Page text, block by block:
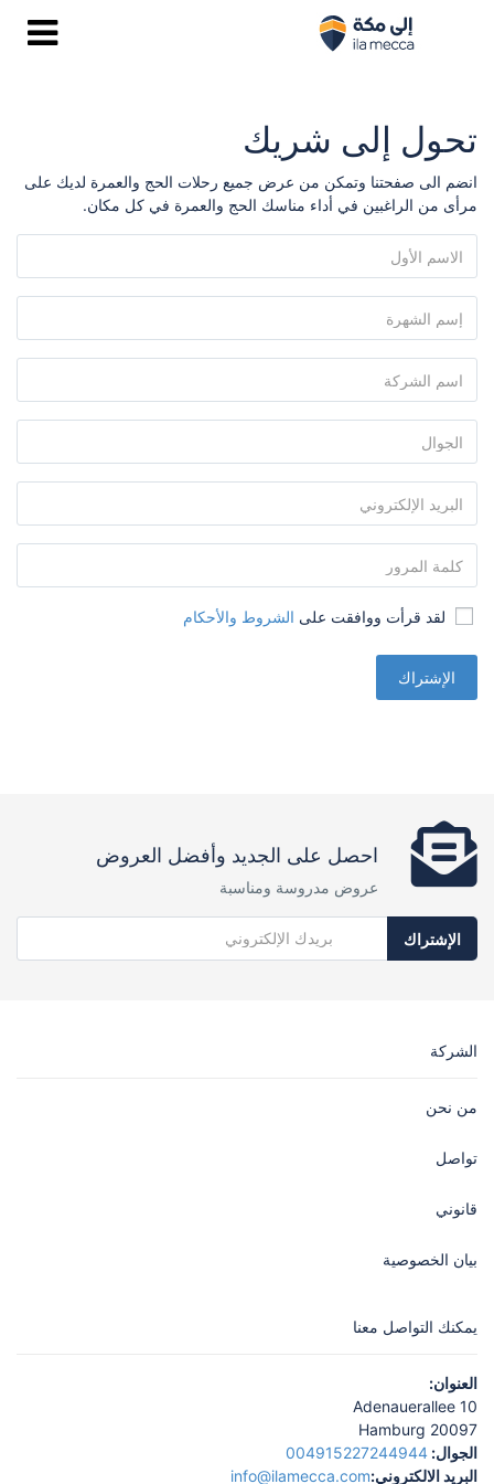
تحول إلى شريك
انضم الى صفحتنا وتمكن من عرض جميع رحلات الحج والعمرة لديك على
مرأى من الراغبين في أداء مناسك الحج والعمرة في كل مكان.
لقد قرأت ووافقت على الشروط والأحكام
الإشتراك
احصل على الجديد وأفضل العروض
عروض مدروسة ومناسبة
الإشتراك
الشركة
من نحن
تواصل
قانوني
بيان الخصوصية
يمكنك التواصل معنا
العنوان:
Adenauerallee 10
20097 Hamburg
الجوال: 004915227244944
البريد الالكتروني:info@ilamecca.com